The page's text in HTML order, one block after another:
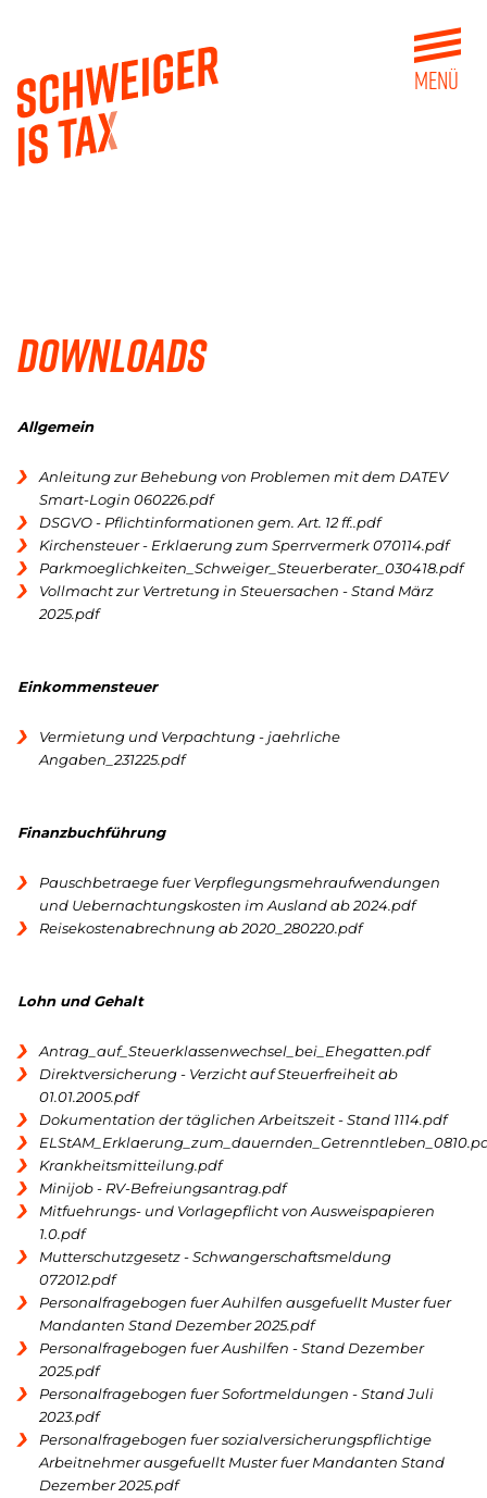
MENÜ
Downloads
Allgemein
Anleitung zur Behebung von Problemen mit dem DATEV
Smart-Login 060226.pdf
DSGVO - Pflichtinformationen gem. Art. 12 ff..pdf
Kirchensteuer - Erklaerung zum Sperrvermerk 070114.pdf
Parkmoeglichkeiten_Schweiger_Steuerberater_030418.pdf
Vollmacht zur Vertretung in Steuersachen - Stand März
2025.pdf
Einkommensteuer
Vermietung und Verpachtung - jaehrliche
Angaben_231225.pdf
Finanzbuchführung
Pauschbetraege fuer Verpflegungsmehraufwendungen
und Uebernachtungskosten im Ausland ab 2024.pdf
Reisekostenabrechnung ab 2020_280220.pdf
Lohn und Gehalt
Antrag_auf_Steuerklassenwechsel_bei_Ehegatten.pdf
Direktversicherung - Verzicht auf Steuerfreiheit ab
01.01.2005.pdf
Dokumentation der täglichen Arbeitszeit - Stand 1114.pdf
Krankheitsmitteilung.pdf
Minijob - RV-Befreiungsantrag.pdf
Mitfuehrungs- und Vorlagepflicht von Ausweispapieren
1.0.pdf
Mutterschutzgesetz - Schwangerschaftsmeldung
072012.pdf
Personalfragebogen fuer Auhilfen ausgefuellt Muster fuer
Mandanten Stand Dezember 2025.pdf
Personalfragebogen fuer Aushilfen - Stand Dezember
2025.pdf
Personalfragebogen fuer Sofortmeldungen - Stand Juli
2023.pdf
Personalfragebogen fuer sozialversicherungspflichtige
Arbeitnehmer ausgefuellt Muster fuer Mandanten Stand
Dezember 2025.pdf